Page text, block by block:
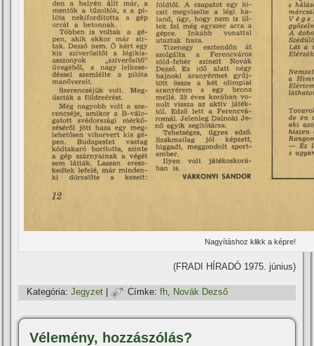
Nagyí­táshoz klikk a képre!
(FRADI HÍRADÓ 1975. június)
Kategória: Jegyzet | Címke: fh, Novák Dezső
Vélemény, hozzászólás?